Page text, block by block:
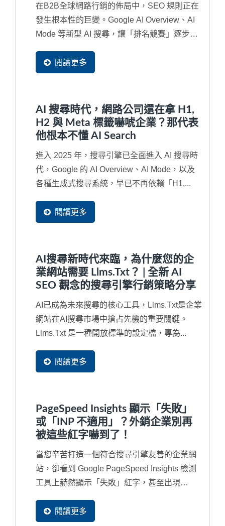
在B2B全球網路行銷的佈局中，SEO 規則正在
發生根本性的巨變。Google AI Overview、AI
Mode 等新型 AI 搜尋，讓「排名競賽」逐步演
閱讀更多
AI 搜尋時代，網路公司還在拿 H1,
H2 與 Meta 標籤嚇唬企業？那代表
他根本不懂 AI Search
進入 2025 年，搜尋引擎已全面進入 AI 搜尋時
代，Google 的 AI Overview、AI Mode，以及
各種生成式搜尋系統，早已不再依賴「H1,...
閱讀更多
AI搜尋新時代來臨，為什麼您的企
業網站需要 Llms.txt？ | 全新 AI
SEO 觀念的搜尋引擎行銷策略分享
AI已成為未來搜尋的核心工具，llms.txt是企業
網站在AI搜尋市場中搶占先機的重要關鍵。
Llms.txt 是一種開放標準的設定檔，專為...
閱讀更多
PageSpeed Insights 顯示「失敗」
或「INP 不適用」？外銷企業別再
被這些紅字嚇到了！
當您辛苦打造一個符合搜尋引擎友善的企業網
站，卻看到 Google PageSpeed Insights 檢測
工具上赫然顯示「失敗」紅字，甚至出現
閱讀更多